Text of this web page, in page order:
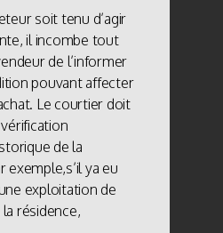
soit tenu d’agir
il incombe tout
de l’informer
pouvant affecter
Le courtier doit
de la
exemple,s’il ya eu
exploitation de
résidence,